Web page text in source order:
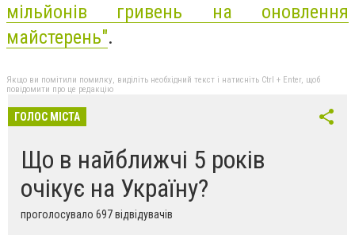
мільйонів гривень на оновлення
майстерень".
Якщо ви помітили помилку, виділіть необхідний текст і натисніть Ctrl + Enter, щоб
повідомити про це редакцію
ГОЛОС МІСТА
Що в найближчі 5 років
очікує на Україну?
проголосувало 697 відвідувачів